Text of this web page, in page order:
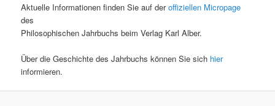
Aktuelle Informationen finden Sie auf deroffiziellen Micropage
des
Philosophischen Jahrbuchs beim Verlag Karl Alber.
Über die Geschichte des Jahrbuchs können Sie sich hier
informieren.